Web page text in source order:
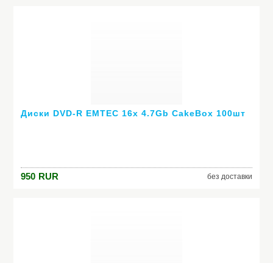
Диски DVD-R EMTEC 16x 4.7Gb CakeBox 100шт
950 RUR без доставки